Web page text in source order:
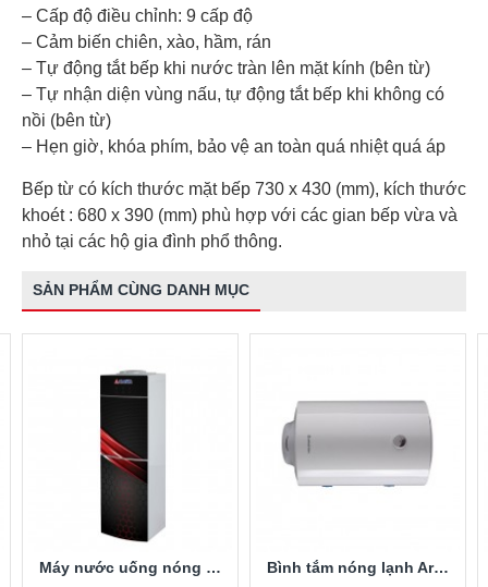
– Cấp độ điều chỉnh: 9 cấp độ
– Cảm biến chiên, xào, hầm, rán
– Tự động tắt bếp khi nước tràn lên mặt kính (bên từ)
– Tự nhận diện vùng nấu, tự động tắt bếp khi không có
nồi (bên từ)
– Hẹn giờ, khóa phím, bảo vệ an toàn quá nhiệt quá áp
Bếp từ có kích thước mặt bếp 730 x 430 (mm), kích thước
khoét : 680 x 390 (mm) phù hợp với các gian bếp vừa và
nhỏ tại các hộ gia đình phổ thông.
SẢN PHẨM CÙNG DANH MỤC
Máy nước uống nóng lạnh Alaska R-80 Bình tắm nóng lạnh Ariston PRO-R40SH 2.5FE 40 Lít